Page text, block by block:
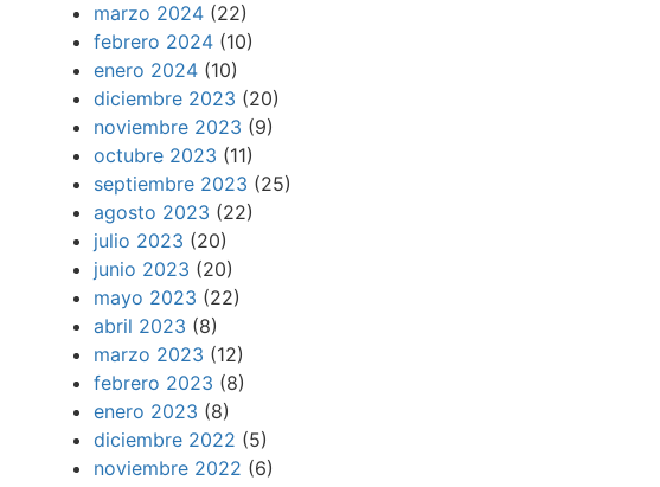
marzo 2024 (22)
febrero 2024 (10)
enero 2024 (10)
diciembre 2023 (20)
noviembre 2023 (9)
octubre 2023 (11)
septiembre 2023 (25)
agosto 2023 (22)
julio 2023 (20)
junio 2023 (20)
mayo 2023 (22)
abril 2023 (8)
marzo 2023 (12)
febrero 2023 (8)
enero 2023 (8)
diciembre 2022 (5)
noviembre 2022 (6)